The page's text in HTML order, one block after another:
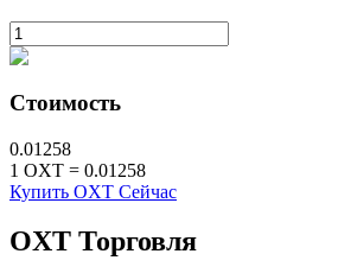
Узнайте о пассивном доходе
Стоимость
0.01258
1 OXT = 0.01258
Купить OXT Сейчас
OXT Торговля